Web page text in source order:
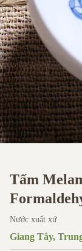
Tấm
Nước xuất xứ
Giang Tây,